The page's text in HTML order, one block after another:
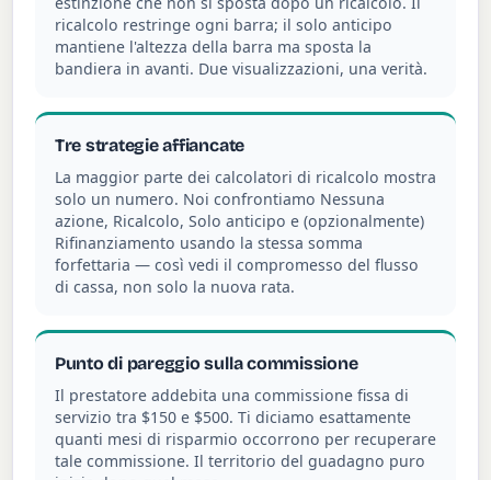
ricalcolo restringe ogni barra; il solo anticipo
mantiene l'altezza della barra ma sposta la
bandiera in avanti. Due visualizzazioni, una verità.
Tre strategie affiancate
La maggior parte dei calcolatori di ricalcolo mostra
solo un numero. Noi confrontiamo Nessuna
azione, Ricalcolo, Solo anticipo e (opzionalmente)
Rifinanziamento usando la stessa somma
forfettaria — così vedi il compromesso del flusso
di cassa, non solo la nuova rata.
Punto di pareggio sulla commissione
Il prestatore addebita una commissione fissa di
servizio tra $150 e $500. Ti diciamo esattamente
quanti mesi di risparmio occorrono per recuperare
tale commissione. Il territorio del guadagno puro